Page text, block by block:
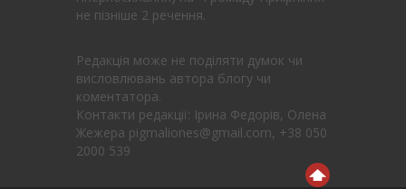
не пізніше 2 речення.
Редакція може не поділяти думок чи
висловлювань автора блогу чи
коментатора.
Контакти редакції: Ірина Федорів, Олена
Жежера pigmaliones@gmail.com, +38 050
2000 539